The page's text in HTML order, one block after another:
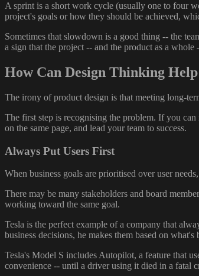
A sprint is a short work cycle (usually one to four
project's goals or how they should be achieved,
Sometimes that slowdown is a good thing -- the
a sign that the project -- and the product as a whole
How Can Design Thinking
The irony of product design is that meeting long-
The first step is recognising the problem. If you
on the same page, and lead your team to success.
Always Put Users First
When business goals are prioritised over user
There may be many stakeholders and board
working toward the same goal.
Tesla is the perfect example of a company that
business decisions, he makes them based on
Tesla's Model S includes Autopilot, a feature that
convenience -- until a driver using it died in a fatal